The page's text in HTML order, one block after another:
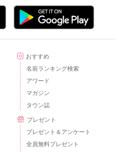
おすすめ
名前ランキング検索
アワード
マガジン
タウン誌
プレゼント
プレゼント＆アンケート
全員無料プレゼント